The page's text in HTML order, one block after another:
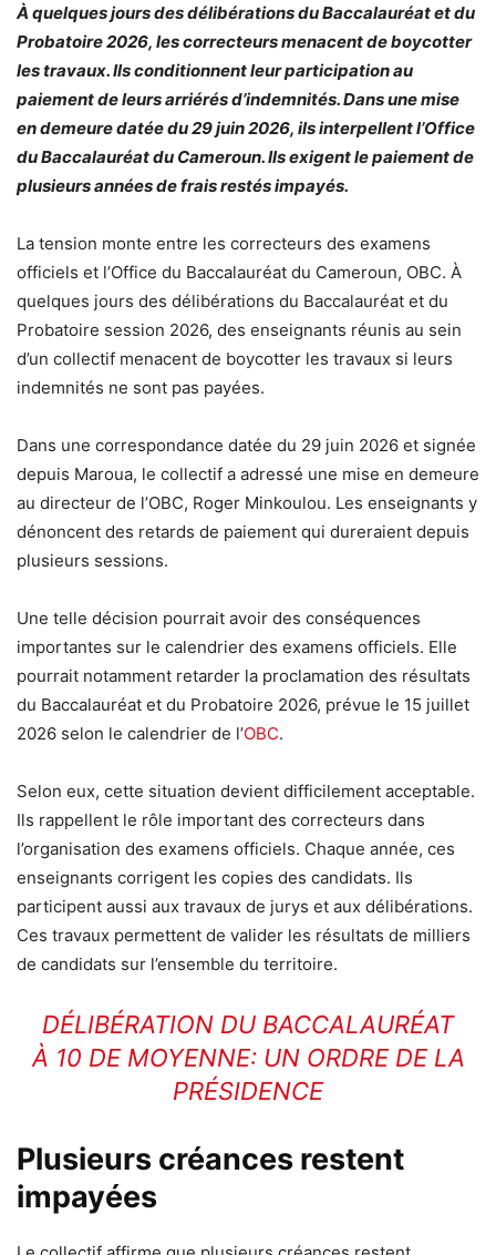
À quelques jours des délibérations du Baccalauréat et du
Probatoire 2026, les correcteurs menacent de boycotter
les travaux. Ils conditionnent leur participation au
paiement de leurs arriérés d’indemnités. Dans une mise
en demeure datée du 29 juin 2026, ils interpellent l’Office
du Baccalauréat du Cameroun. Ils exigent le paiement de
plusieurs années de frais restés impayés.
La tension monte entre les correcteurs des examens
officiels et l’Office du Baccalauréat du Cameroun, OBC. À
quelques jours des délibérations du Baccalauréat et du
Probatoire session 2026, des enseignants réunis au sein
d’un collectif menacent de boycotter les travaux si leurs
indemnités ne sont pas payées.
Dans une correspondance datée du 29 juin 2026 et signée
depuis Maroua, le collectif a adressé une mise en demeure
au directeur de l’OBC, Roger Minkoulou. Les enseignants y
dénoncent des retards de paiement qui dureraient depuis
plusieurs sessions.
Une telle décision pourrait avoir des conséquences
importantes sur le calendrier des examens officiels. Elle
pourrait notamment retarder la proclamation des résultats
du Baccalauréat et du Probatoire 2026, prévue le 15 juillet
2026 selon le calendrier de l’OBC.
Selon eux, cette situation devient difficilement acceptable.
Ils rappellent le rôle important des correcteurs dans
l’organisation des examens officiels. Chaque année, ces
enseignants corrigent les copies des candidats. Ils
participent aussi aux travaux de jurys et aux délibérations.
Ces travaux permettent de valider les résultats de milliers
de candidats sur l’ensemble du territoire.
DÉLIBÉRATION DU BACCALAURÉAT
À 10 DE MOYENNE: UN ORDRE DE LA
PRÉSIDENCE
Plusieurs créances restent
impayées